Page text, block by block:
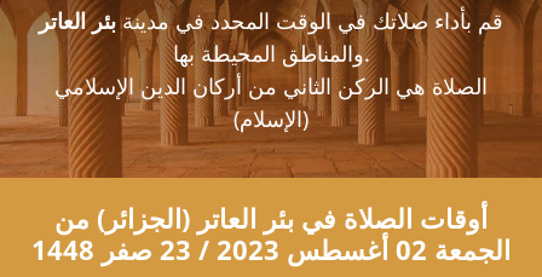
قم بأداء صلاتك في الوقت المحدد في مدينةبئر العاتر
والمناطق المحيطة بها.
الصلاة هي الركن الثاني من أركان الدين الإسلامي
(الإسلام)
أوقات الصلاة في بئر العاتر (الجزائر) من
الجمعة 02 أغسطس 2023 / 23 صفر 1448